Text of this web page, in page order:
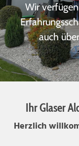
Wir
auch
Ihr Glaser
Herzlich